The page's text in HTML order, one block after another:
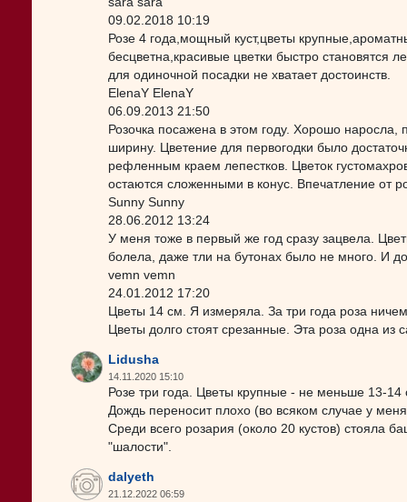
09.02.2018 10:19
Розе 4 года,мощный куст,цветы
бесцветна,красивые цветки быстро становятся
для одиночной посадки не хватает достоинств.
ElenaY ElenaY
06.09.2013 21:50
Розочка посажена в этом году. Хорошо наросла,
ширину. Цветение для первогодки было
рефленным краем лепестков. Цветок
остаются сложенными в конус. Впечатление от
Sunny Sunny
28.06.2012 13:24
У меня тоже в первый же год сразу зацвела.
болела, даже тли на бутонах было не много. И
vemn vemn
24.01.2012 17:20
Цветы 14 см. Я измеряла. За три года роза
Цветы долго стоят срезанные. Эта роза одна
Lidusha
14.11.2020 15:10
Розе три года. Цветы крупные - не меньше 13-
Дождь переносит плохо (во всяком случае у
Среди всего розария (около 20 кустов) стояла
"шалости".
dalyeth
21.12.2022 06:59